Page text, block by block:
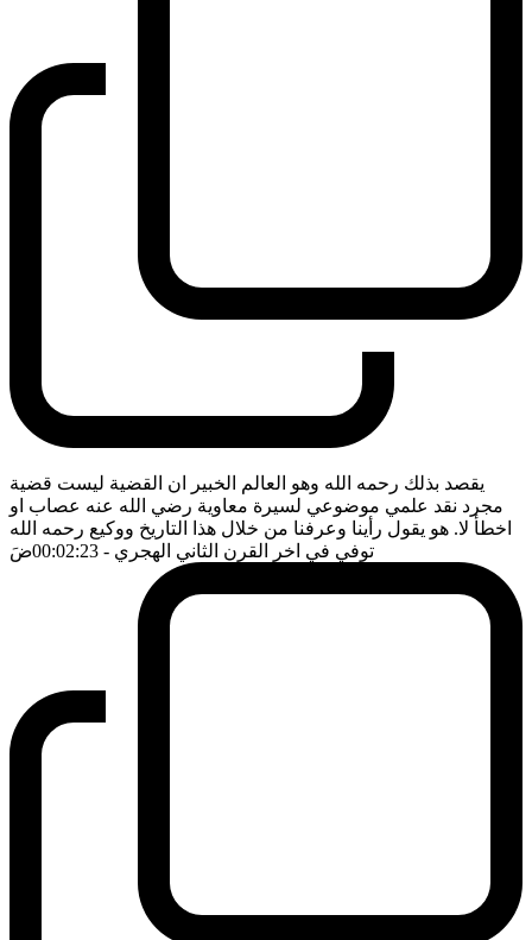
يقصد بذلك رحمه الله وهو العالم الخبير ان القضية ليست قضية
مجرد نقد علمي موضوعي لسيرة معاوية رضي الله عنه عصاب او
اخطأ لا. هو يقول رأينا وعرفنا من خلال هذا التاريخ ووكيع رحمه الله
توفي في اخر القرن الثاني الهجري - 00:02:23 ضَ